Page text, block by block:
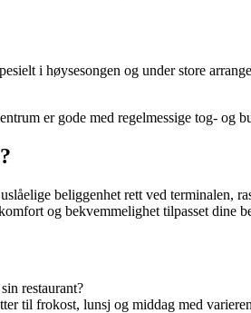
i høysesongen og under store
er gode med regelmessige tog- og
beliggenhet rett ved terminalen,
og bekvemmelighet tilpasset dine
restaurant?
til frokost, lunsj og middag med